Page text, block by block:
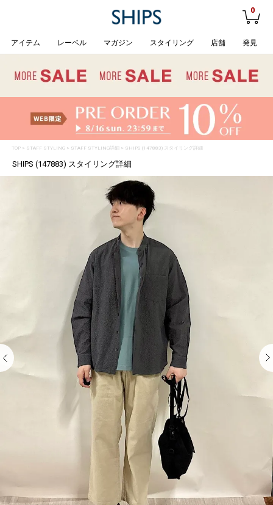
0
アイテム レーベル マガジン スタイリング 店舗 発見
TOP> STAFF STYLING> STAFF STYLING詳細 > SHIPS (147883) スタイリング詳細
SHIPS (147883) スタイリング詳細